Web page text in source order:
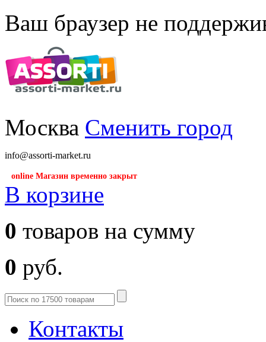
Ваш браузер не
Москва Сменить город
info@assorti-market.ru
online Магазин временно закрыт
В корзине
0 товаров на сумму
0 руб.
Контакты